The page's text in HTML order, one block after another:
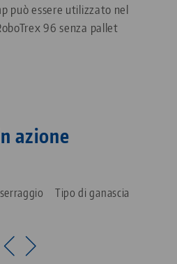
può essere utilizzato nel
96 senza pallet
azione
Tipo di ganascia